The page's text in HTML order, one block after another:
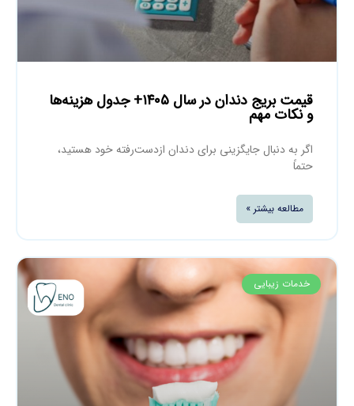
قیمت بریج دندان در سال ۱۴۰۵+ جدول هزینه‌ها
و نکات مهم
اگر به دنبال جایگزینی برای دندان ازدست‌رفته خود هستید،
حتماً
مطالعه بیشتر »
خدمات زیبایی